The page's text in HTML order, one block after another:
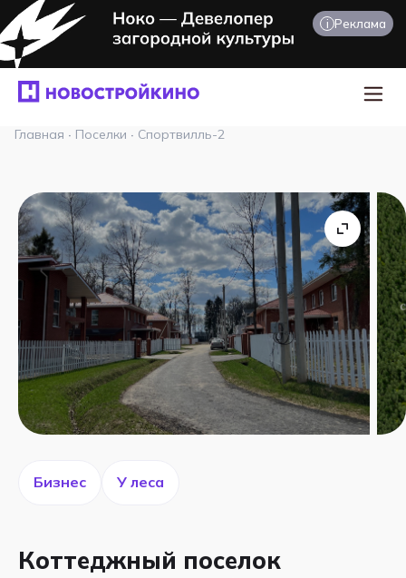
i Реклама
Главная · Поселки · Спортвилль-2
Коттеджный поселок
Бизнес У леса